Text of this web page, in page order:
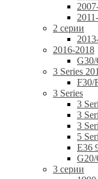
2 серии
2016-2018
3 Series
F30/
3 Series
3
3
3
5
E36
G20/
3 серии